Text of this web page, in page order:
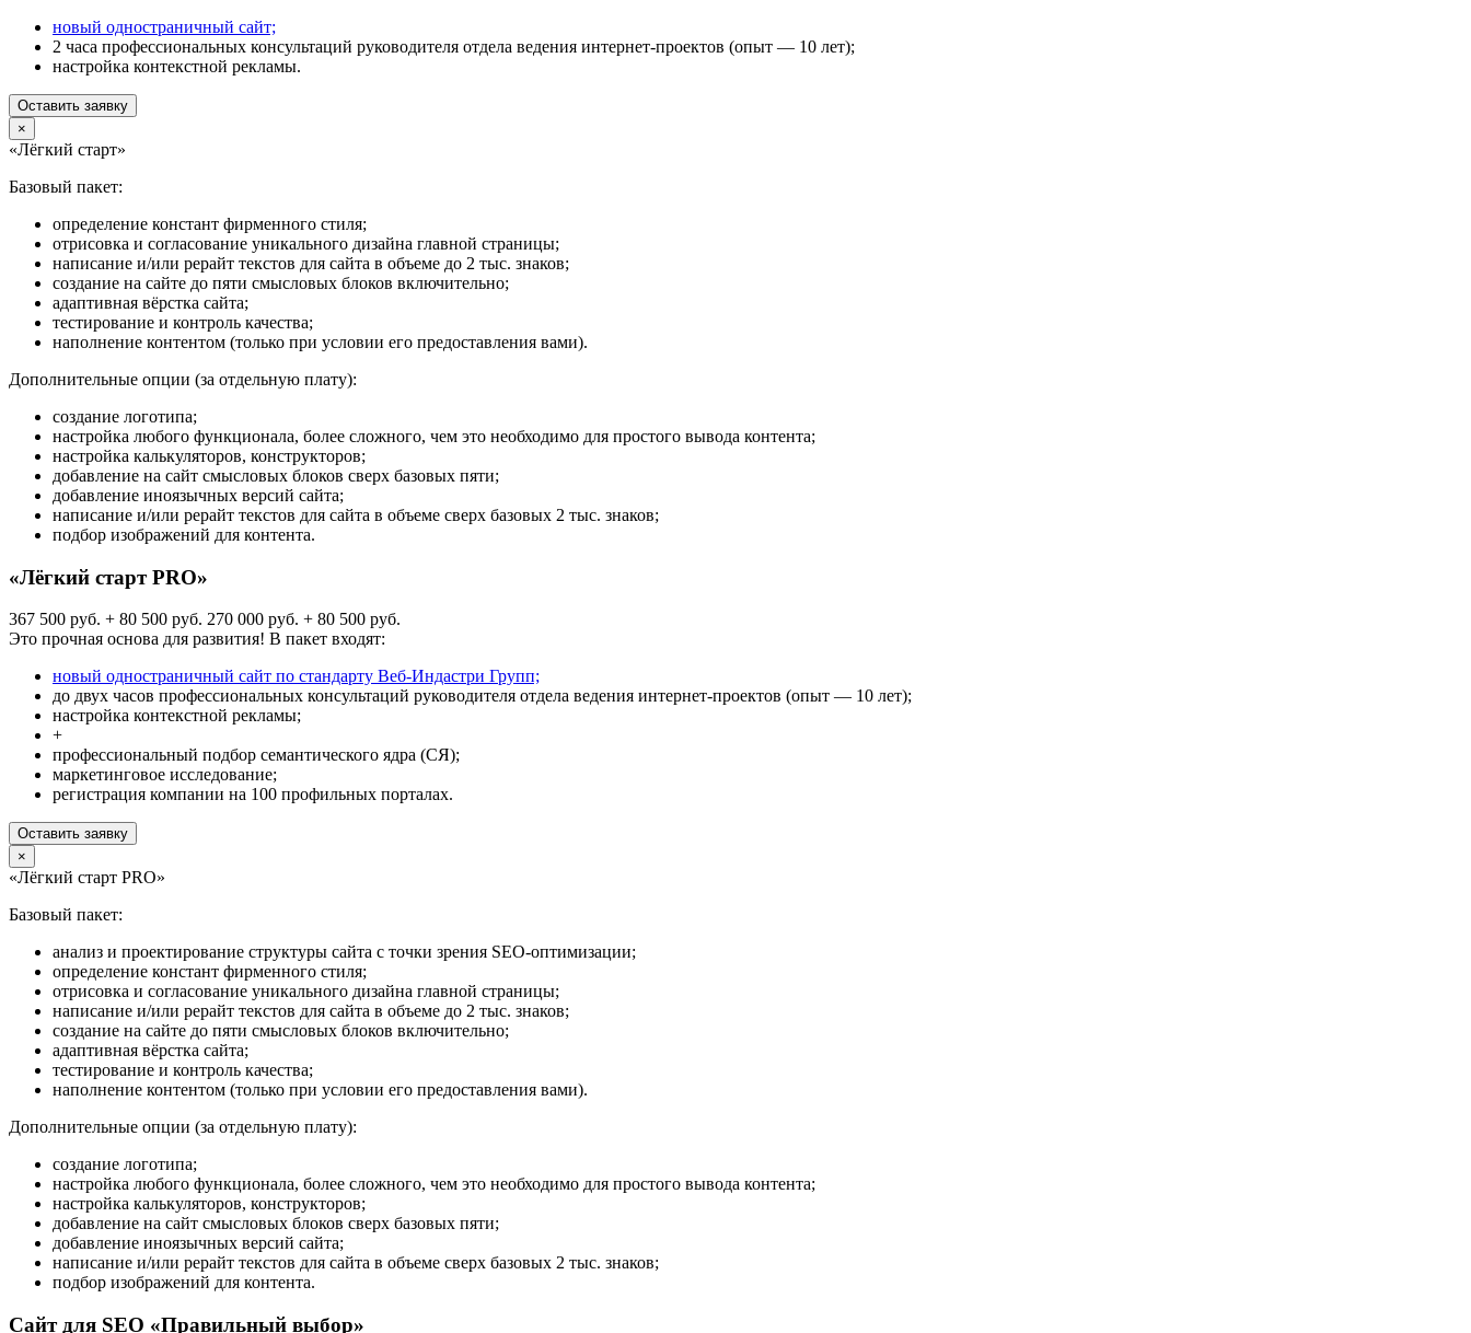
новый одностраничный сайт;
2 часа профессиональных консультаций руководителя отдела ведения интернет-проектов (опыт — 10 лет);
настройка контекстной рекламы.
Оставить заявку
×
«Лёгкий старт»
Базовый пакет:
определение констант фирменного стиля;
отрисовка и согласование уникального дизайна главной страницы;
написание и/или рерайт текстов для сайта в объеме до 2 тыс. знаков;
создание на сайте до пяти смысловых блоков включительно;
адаптивная вёрстка сайта;
тестирование и контроль качества;
наполнение контентом (только при условии его предоставления вами).
Дополнительные опции (за отдельную плату):
создание логотипа;
настройка любого функционала, более сложного, чем это необходимо для простого вывода контента;
настройка калькуляторов, конструкторов;
добавление на сайт смысловых блоков сверх базовых пяти;
добавление иноязычных версий сайта;
написание и/или рерайт текстов для сайта в объеме сверх базовых 2 тыс. знаков;
подбор изображений для контента.
«Лёгкий старт PRO»
367 500 руб. + 80 500 руб. 270 000 руб. + 80 500 руб.
Это прочная основа для развития! В пакет входят:
новый одностраничный сайт по стандарту Веб-Индастри Групп;
до двух часов профессиональных консультаций руководителя отдела ведения интернет-проектов (опыт — 10 лет);
настройка контекстной рекламы;
+
профессиональный подбор семантического ядра (СЯ);
маркетинговое исследование;
регистрация компании на 100 профильных порталах.
Оставить заявку
×
«Лёгкий старт PRO»
Базовый пакет:
анализ и проектирование структуры сайта с точки зрения SEO-оптимизации;
определение констант фирменного стиля;
отрисовка и согласование уникального дизайна главной страницы;
написание и/или рерайт текстов для сайта в объеме до 2 тыс. знаков;
создание на сайте до пяти смысловых блоков включительно;
адаптивная вёрстка сайта;
тестирование и контроль качества;
наполнение контентом (только при условии его предоставления вами).
Дополнительные опции (за отдельную плату):
создание логотипа;
настройка любого функционала, более сложного, чем это необходимо для простого вывода контента;
настройка калькуляторов, конструкторов;
добавление на сайт смысловых блоков сверх базовых пяти;
добавление иноязычных версий сайта;
написание и/или рерайт текстов для сайта в объеме сверх базовых 2 тыс. знаков;
подбор изображений для контента.
Сайт для SEO «Правильный выбор»